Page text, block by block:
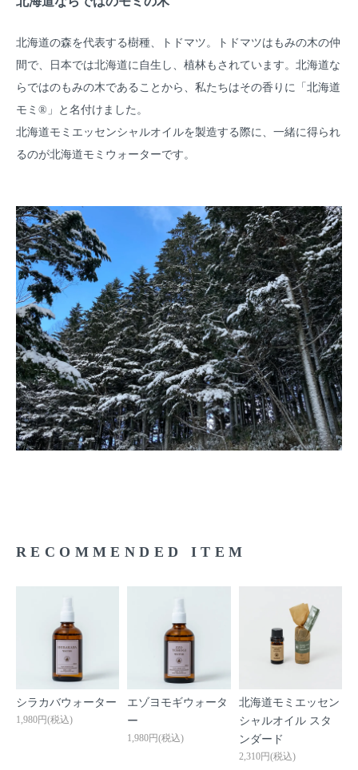
北海道の森を代表する樹種、トドマツ。トドマツはもみの木の仲
間で、日本では北海道に自生し、植林もされています。北海道な
らではのもみの木であることから、私たちはその香りに「北海道
モミ®」と名付けました。
北海道モミエッセンシャルオイルを製造する際に、一緒に得られ
るのが北海道モミウォーターです。
RECOMMENDED ITEM
シラカバウォーター
1,980円(税込)
エゾヨモギウォータ
ー
1,980円(税込)
北海道モミエッセン
シャルオイル スタ
ンダード
2,310円(税込)